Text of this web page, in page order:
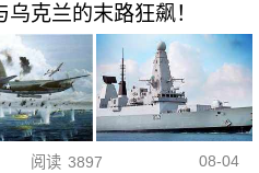
乌克兰的末路狂飙！
阅读 3897 08-04